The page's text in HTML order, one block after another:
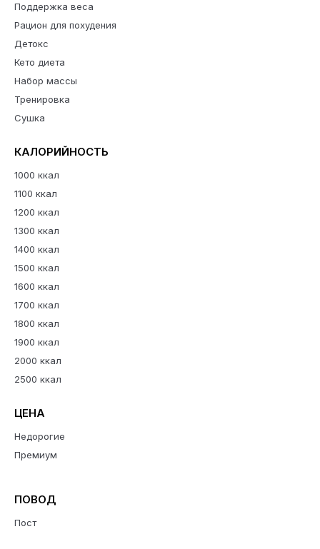
Поддержка веса
Рацион для похудения
Детокс
Кето диета
Набор массы
Тренировка
Сушка
КАЛОРИЙНОСТЬ
1000 ккал
1100 ккал
1200 ккал
1300 ккал
1400 ккал
1500 ккал
1600 ккал
1700 ккал
1800 ккал
1900 ккал
2000 ккал
2500 ккал
ЦЕНА
Недорогие
Премиум
ПОВОД
Пост